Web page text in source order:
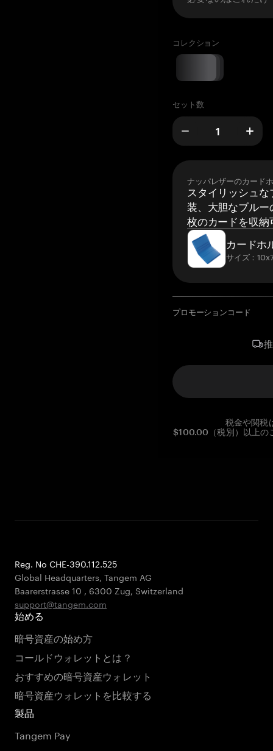
コレクション
セット数
ナッパレザーのカード
スタイリッシュ
装、大胆なブルー
枚のカードを収納
カードホ
サイズ：
プロモーションコード
税金や関税
$100.00（税別）以上の
Reg. No CHE-390.112.525
Global Headquarters, Tangem AG
Baarerstrasse 10 , 6300 Zug, Switzerland
support@tangem.com
始める
暗号資産の始め方
コールドウォレットとは？
おすすめの暗号資産ウォレット
暗号資産ウォレットを比較する
製品
Tangem Pay